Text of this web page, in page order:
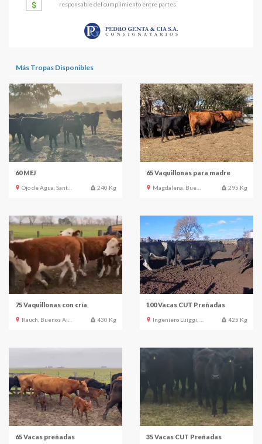
Más Tropas Disponibles
60 MEJ
240 Kg
65 Vaquillonas para madre
295 Kg
75 Vaquillonas con cría
430 Kg
100 Vacas CUT Preñadas
425 Kg
65 Vacas preñadas 35 Vacas CUT Preñadas
responsable del cumplimiento entre partes.